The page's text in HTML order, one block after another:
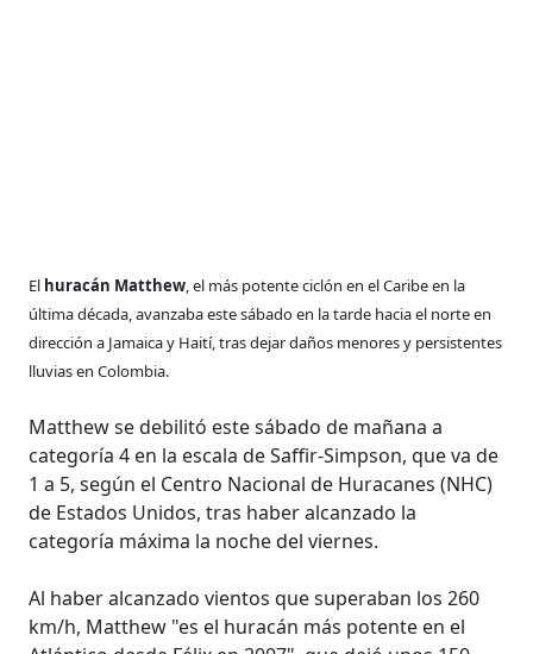
El huracán Matthew, el más potente ciclón en el Caribe en la
última década, avanzaba este sábado en la tarde hacia el norte en
dirección a Jamaica y Haití, tras dejar daños menores y persistentes
lluvias en Colombia.
Matthew se debilitó este sábado de mañana a
categoría 4 en la escala de Saffir-Simpson, que va de
1 a 5, según el Centro Nacional de Huracanes (NHC)
de Estados Unidos, tras haber alcanzado la
categoría máxima la noche del viernes.
Al haber alcanzado vientos que superaban los 260
km/h, Matthew "es el huracán más potente en el